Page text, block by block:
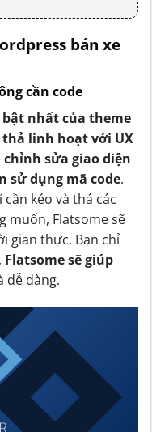
bán xe
cần code
nhất của theme
thả linh hoạt với UX
chỉnh sửa giao diện
sử dụng mã code.
kéo và thả các
muốn, Flatsome sẽ
gian thực. Bạn chỉ
Flatsome sẽ giúp
dễ dàng.